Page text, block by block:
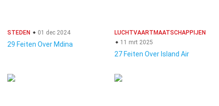
STEDEN 01 dec 2024
29 Feiten Over Mdina
LUCHTVAARTMAATSCHAPPIJEN
11 mrt 2025
27 Feiten Over Island Air